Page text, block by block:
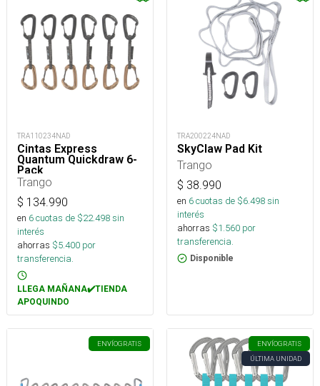
TRA110234NAD
Cintas Express
Quantum Quickdraw 6-
Pack
Trango
$ 134.990
en 6cuotas de $22.498sin
interés
ahorras $5.400 por
transferencia.
LLEGA MAÑANA✔️TIENDA
APOQUINDO
TRA200224NAD
SkyClaw Pad Kit
Trango
$ 38.990
en 6cuotas de $6.498sin
interés
ahorras $1.560 por
transferencia.
Disponible
ENVÍOGRATIS ENVÍOGRATIS
ÚLTIMA UNIDAD